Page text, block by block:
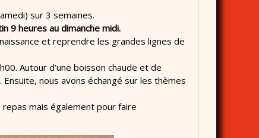
sur 3 semaines.
9 heures au dimanche midi.
et reprendre les grandes lignes de
Autour d’une boisson chaude et de
nous avons échangé sur les thèmes
mais également pour faire